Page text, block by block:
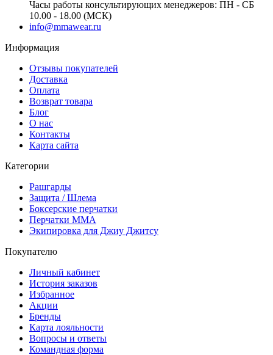
Часы работы консультирующих менеджеров: ПН - СБ
10.00 - 18.00 (МСК)
info@mmawear.ru
Информация
Отзывы покупателей
Доставка
Оплата
Возврат товара
Блог
О нас
Контакты
Карта сайта
Категории
Рашгарды
Защита / Шлема
Боксерские перчатки
Перчатки ММА
Экипировка для Джиу Джитсу
Покупателю
Личный кабинет
История заказов
Избранное
Акции
Бренды
Карта лояльности
Вопросы и ответы
Командная форма